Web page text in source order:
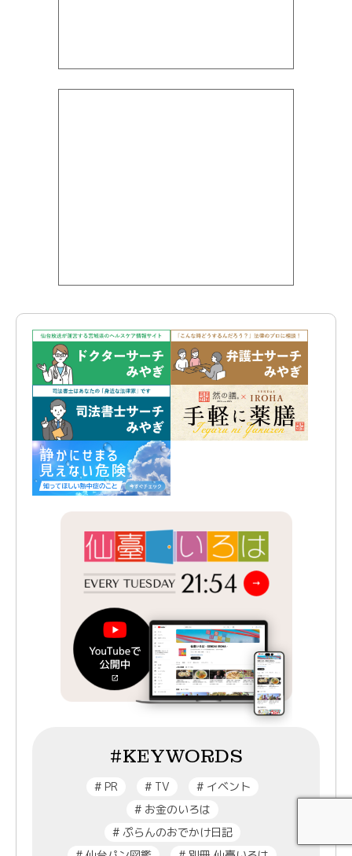
#KEYWORDS
#PR #TV #イベント
#お金のいろは
#ぷらんのおでかけ日記